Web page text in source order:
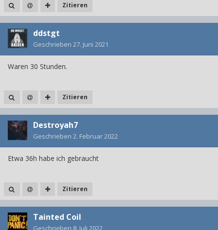
Zitieren
ddstgt
Geschrieben 27. Juni 2021
Waren 30 Stunden.
Zitieren
Destroyah7
Geschrieben 2. Februar 2022
Etwa 36h habe ich gebraucht
Zitieren
Tainted Coil
Geschrieben 8. Juli 2022